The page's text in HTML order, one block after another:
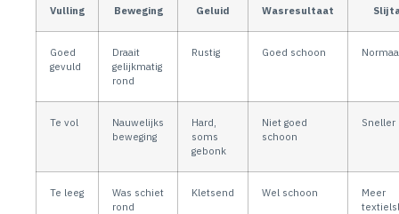
Vulling Beweging Geluid Wasresultaat
Goed
gevuld
Draait
gelijkmatig
rond
Rustig Goed schoon
Te vol
Nauwelijks
beweging
Hard,
soms
gebonk
Niet goed
schoon
Sneller
Te leeg
Was schiet
rond
Kletsend Wel schoon
Meer